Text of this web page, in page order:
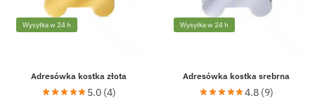
Wysyłka w 24 h
Adresówka kostka złota
5.0 (4)
Wysyłka w 24 h
Adresówka kostka srebrna
4.8 (9)